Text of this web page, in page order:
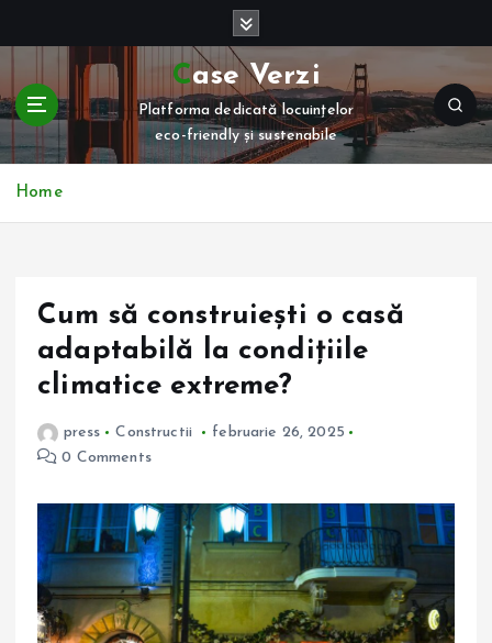
t
c
Case Verzi
Platforma dedicată locuințelor
eco-friendly și sustenabile
Home
Cum să construiești o casă
adaptabilă la condițiile
climatice extreme?
press Constructii
februarie 26, 2025
0 Comments